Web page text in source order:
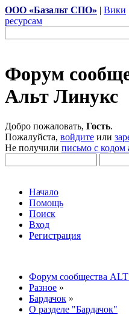
ООО «Базальт СПО» | Вики
ресурсам
Форум
Альт Линукс
Добро пожаловать, Гость.
Пожалуйста, войдите или
Не получили письмо с кодом
Начало
Помощь
Поиск
Вход
Регистрация
Форум сообщества
Разное »
Бардачок »
О разделе "Бардачок"